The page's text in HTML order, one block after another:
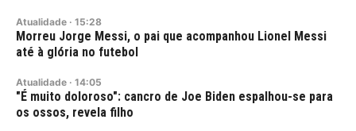
Atualidade · 15:28
Morreu Jorge Messi, o pai que acompanhou Lionel Messi
até à glória no futebol
Atualidade · 14:05
"É muito doloroso": cancro de Joe Biden espalhou-se para
os ossos, revela filho